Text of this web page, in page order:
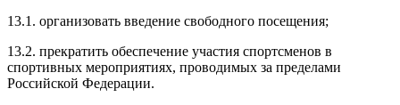
13.1. организовать введение свободного посещения;
13.2. прекратить обеспечение участия спортсменов в
спортивных мероприятиях, проводимых за пределами
Российской Федерации.